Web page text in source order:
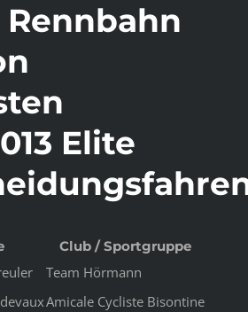
Elite
Club / Sportgruppe
Team Hörmann
Amicale Cycliste Bisontine